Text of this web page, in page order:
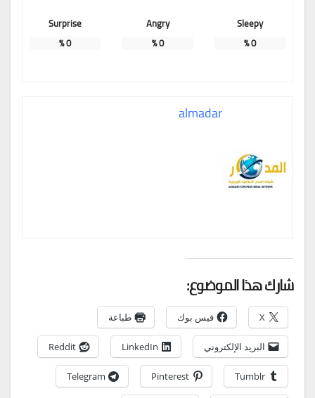
Sleepy
0
%
Angry
0
%
Surprise
0
%
almadar
شارك هذا الموضوع:
X فيس بوك طباعة
البريد الإلكتروني LinkedIn
Reddit
Tumblr
Pinterest
Telegram